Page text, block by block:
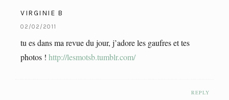
VIRGINIE B
02/02/2011
tu es dans ma revue du jour, j’adore les gaufres et tes
photos ! http://lesmotsb.tumblr.com/
REPLY